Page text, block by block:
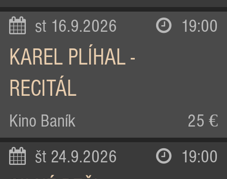
st 16.9.2026 19:00
KAREL PLÍHAL -
RECITÁL
Kino Baník 25 €
št 24.9.2026 19:00